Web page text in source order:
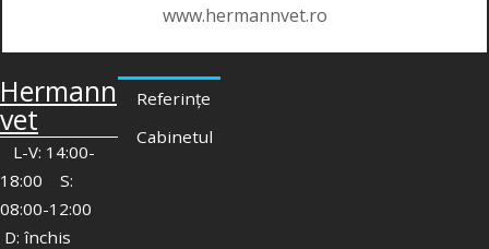
www.hermannvet.ro
Hermann
vet
L-V: 14:00-
18:00 S:
08:00-12:00
D: închis
Referințe
Cabinetul